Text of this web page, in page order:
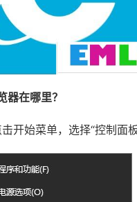
在哪里？
始菜单，选择“控制面板